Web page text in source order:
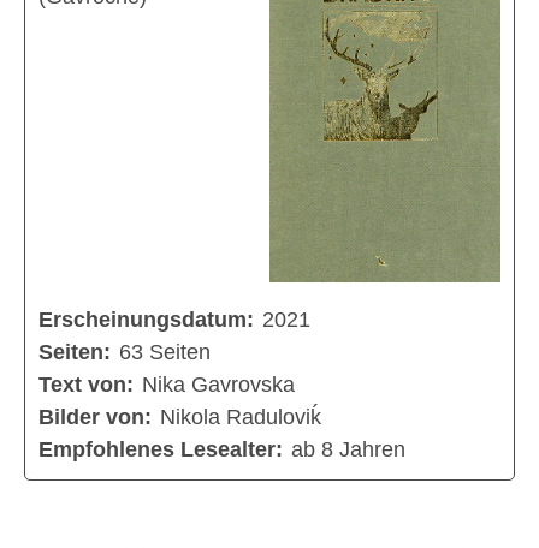
Erscheinungsdatum: 2021
Seiten: 63 Seiten
Text von: Nika Gavrovska
Bilder von: Nikola Raduloviḱ
Empfohlenes Lesealter: ab 8 Jahren